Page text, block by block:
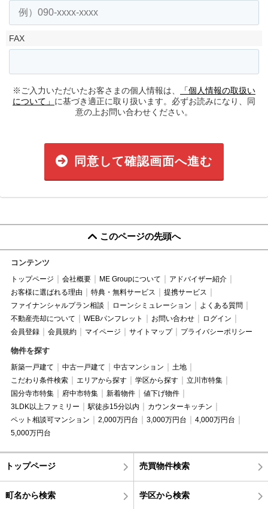
FAX
※ご入力いただいたお客さまの個人情報は、
「個人情報の取扱い
について」 に基づき適正に取り扱います。必ずお読みになり、同
意の上お問い合わせください。
同意して確認画面へ進む
このページの先頭へ
コンテンツ
トップページ 会社概要 ME Groupについて
アドバイザー紹介
お客様に選ばれる理由
特典・無料サービス
提携サービス
ファイナンシャルプラン相談
ローンシミュレーション
よくある質問
不動産売却について
WEBパンフレット お問い合わせ
ログイン
会員登録
会員規約 マイページ サイトマップ プライバシーポリシー
物件を探す
新築一戸建て 中古一戸建て 中古マンション
土地
こだわり条件検索
エリアから探す 学区から探す
立川市特集
国分寺市特集
府中市特集 新着物件
値下げ物件
3LDK以上ファミリー
駅徒歩15分以内
カウンターキッチン
ペット相談可マンション
2,000万円台 3,000万円台
4,000万円台
5,000万円台
トップページ 売買物件検索
町名から検索 学区から検索